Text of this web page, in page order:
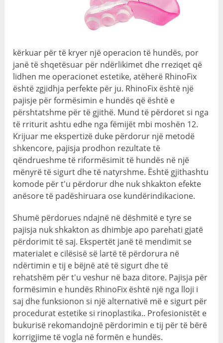
kërkuar për të kryer një operacion të hundës, por
janë të shqetësuar për ndërlikimet dhe rreziqet që
lidhen me operacionet estetike, atëherë RhinoFix
është zgjidhja perfekte për ju. RhinoFix është një
pajisje për formësimin e hundës që është e
përshtatshme për të gjithë. Mund të përdoret si nga
të rriturit ashtu edhe nga fëmijët mbi moshën 12.
Krijuar me ekspertizë duke përdorur një metodë
shkencore, pajisja prodhon rezultate të
qëndrueshme të riformësimit të hundës në një
mënyrë të sigurt dhe të natyrshme. Është gjithashtu
komode për t'u përdorur dhe nuk shkakton efekte
anësore të padëshiruara ose kundërindikacione.
Shumë përdorues ndajnë në dëshmitë e tyre se
pajisja nuk shkakton as dhimbje apo parehati gjatë
përdorimit të saj. Ekspertët janë të mendimit se
materialet e cilësisë së lartë të përdorura në
ndërtimin e tij e bëjnë atë të sigurt dhe të
rehatshëm për t'u veshur në baza ditore. Pajisja për
formësimin e hundës RhinoFix është një nga lloji i
saj dhe funksionon si një alternativë më e sigurt për
procedurat estetike si rinoplastika.. Profesionistët e
bukurisë rekomandojnë përdorimin e tij për të bërë
korrigjime të vogla në formën e hundës.